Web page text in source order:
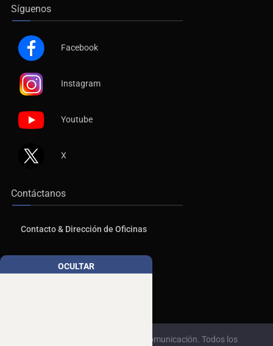
Síguenos
Facebook
Instagram
Youtube
X
Contáctanos
Contacto & Dirección de Oficinas
Publicidad
© 2026, Copyrights NTR Medios de Comunicación. Todos los
OCULTAR